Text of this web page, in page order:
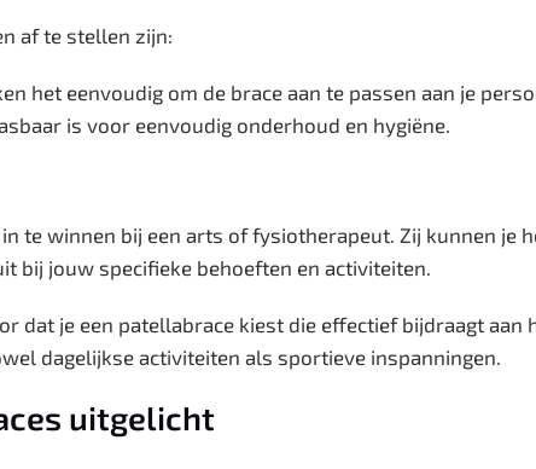
af te stellen zijn:
het eenvoudig om de brace aan te passen aan je
is voor eenvoudig onderhoud en hygiëne.
te winnen bij een arts of fysiotherapeut. Zij kunnen je
bij jouw specifieke behoeften en activiteiten.
dat je een patellabrace kiest die effectief bijdraagt aan
dagelijkse activiteiten als sportieve inspanningen.
uitgelicht